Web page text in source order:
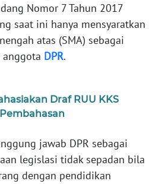
Nomor 7 Tahun 2017
saat ini hanya mensyaratkan
atas (SMA) sebagai
anggota DPR.
Draf RUU KKS
jawab DPR sebagai
legislasi tidak sepadan bila
dengan pendidikan